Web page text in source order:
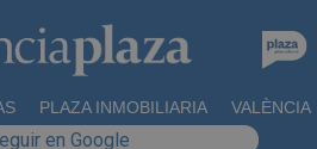
PLAZA INMOBILIARIA VALÈNCIA
en Google